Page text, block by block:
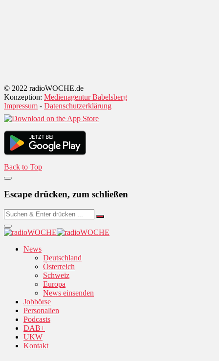
© 2022 radioWOCHE.de
Konzeption: Medienagentur Babelsberg
Impressum - Datenschutzerklärung
Back to Top
Escape drücken, zum schließen
News
Deutschland
Österreich
Schweiz
Europa
News einsenden
Jobbörse
Personalien
Podcasts
DAB+
UKW
Kontakt